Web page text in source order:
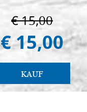
€ 15,00
€ 15,00
KAUF